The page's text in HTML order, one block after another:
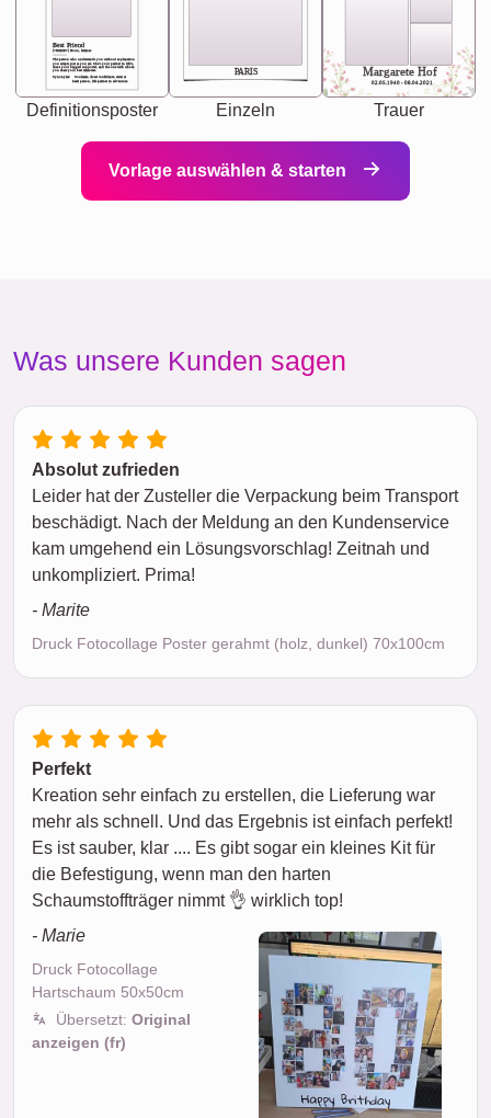
Best Friend
[<NAME>] Noun, feminie
Synonyms: Soulmate, closet confidante, sister at
heart person, life partner in adventure.
The person who understands you without explanation
you accepts just as you are. She's your partner in life's,
chaos your biggest supporter, and the one with whom
you share your best memories.
Definitionsposter
PARIS
Einzeln
Margarete Hof
02.05.1940 - 08.04.2021
Trauer
Vorlage auswählen & starten
Was unsere Kunden sagen
Absolut zufrieden
Leider hat der Zusteller die Verpackung beim Transport
beschädigt. Nach der Meldung an den Kundenservice
kam umgehend ein Lösungsvorschlag! Zeitnah und
unkompliziert. Prima!
- Marite
Druck Fotocollage Poster gerahmt (holz, dunkel) 70x100cm
Perfekt
Kreation sehr einfach zu erstellen, die Lieferung war
mehr als schnell. Und das Ergebnis ist einfach perfekt!
Es ist sauber, klar .... Es gibt sogar ein kleines Kit für
die Befestigung, wenn man den harten
Schaumstoffträger nimmt 👌 wirklich top!
- Marie
Druck Fotocollage
Hartschaum 50x50cm
Übersetzt: Original
anzeigen (fr)